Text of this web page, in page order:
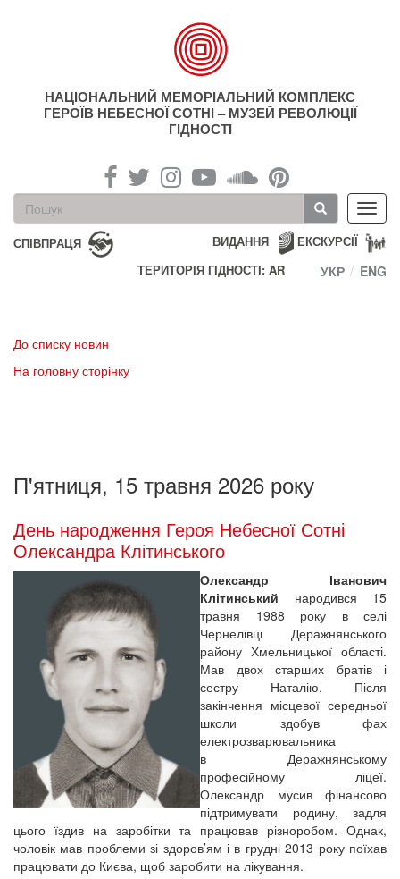
НАЦІОНАЛЬНИЙ МЕМОРІАЛЬНИЙ КОМПЛЕКС
ГЕРОЇВ НЕБЕСНОЇ СОТНІ – МУЗЕЙ РЕВОЛЮЦІЇ
ГІДНОСТІ
Пошукова
форма
Пошук
СПІВПРАЦЯ ЕКСКУРСІЇ
ВИДАННЯ
ТЕРИТОРІЯ ГІДНОСТІ: AR
УКР ENG
До списку новин
На головну сторінку
П'ятниця, 15 травня 2026 року
День народження Героя Небесної Сотні
Олександра Клітинського
Олександр Іванович
Клітинський народився 15
травня 1988 року в селі
Чернелівці Деражнянського
району Хмельницької області.
Мав двох старших братів і
сестру Наталію. Після
закінчення місцевої середньої
школи здобув фах
електрозварювальника
в Деражнянському
професійному ліцеї.
Олександр мусив фінансово
підтримувати родину, задля
цього їздив на заробітки та працював різноробом. Однак,
чоловік мав проблеми зі здоров’ям і в грудні 2013 року поїхав
працювати до Києва, щоб заробити на лікування.